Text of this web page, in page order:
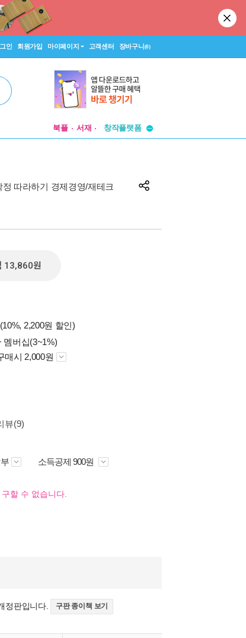
인 회원가입 마이페이지 고객센터 장바구니(0)
북플 서재
창작플랫폼
정 따라하기 경제경영/재테크
13,860원
2,200원 할인)
멤버십(3~1%)
매시 2,000원
뷰(9)
소득공제 900원
할 수 없습니다.
정판입니다. 구판 종이책 보기